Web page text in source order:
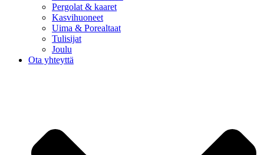
Pergolat & kaaret
Kasvihuoneet
Uima & Porealtaat
Tulisijat
Joulu
Ota yhteyttä